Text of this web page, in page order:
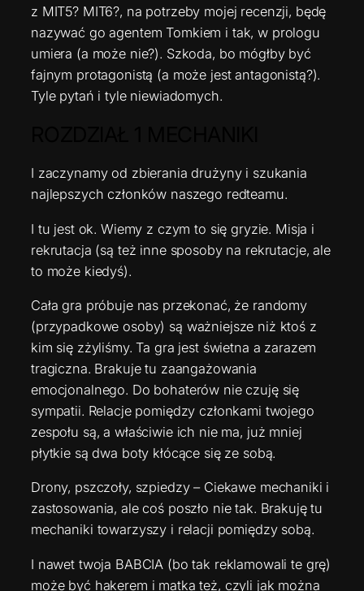
z MIT5? MIT6?, na potrzeby mojej recenzji, będę
nazywać go agentem Tomkiem i tak, w prologu
umiera (a może nie?). Szkoda, bo mógłby być
fajnym protagonistą (a może jest antagonistą?).
Tyle pytań i tyle niewiadomych.
I zaczynamy od zbierania drużyny i szukania
najlepszych członków naszego redteamu.
I tu jest ok. Wiemy z czym to się gryzie. Misja i
rekrutacja (są też inne sposoby na rekrutacje, ale
to może kiedyś).
Cała gra próbuje nas przekonać, że randomy
(przypadkowe osoby) są ważniejsze niż ktoś z
kim się zżyliśmy. Ta gra jest świetna a zarazem
tragiczna. Brakuje tu zaangażowania
emocjonalnego. Do bohaterów nie czuję się
sympatii. Relacje pomiędzy członkami twojego
zespołu są, a właściwie ich nie ma, już mniej
płytkie są dwa boty kłócące się ze sobą.
Drony, pszczoły, szpiedzy – Ciekawe mechaniki i
zastosowania, ale coś poszło nie tak. Brakuję tu
mechaniki towarzyszy i relacji pomiędzy sobą.
I nawet twoja BABCIA (bo tak reklamowali te grę)
może być hakerem i matka też, czyli jak można